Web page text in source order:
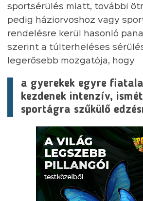
sportsérülés miatt, további
pedig háziorvoshoz vagy
rendelésre kerül hasonló
szerint a túlterheléses
legerősebb mozgatója, hogy
a gyerekek egyre
kezdenek intenzív,
sportágra szűkülő